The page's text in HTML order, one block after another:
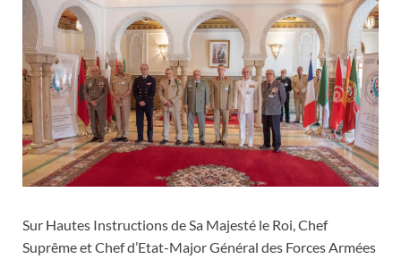
Sur Hautes Instructions de Sa Majesté le Roi, Chef
Suprême et Chef d’Etat-Major Général des Forces Armées